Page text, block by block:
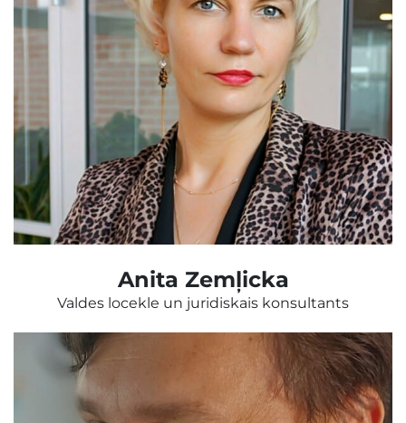
Anita Zemļicka
Valdes locekle un juridiskais konsultants